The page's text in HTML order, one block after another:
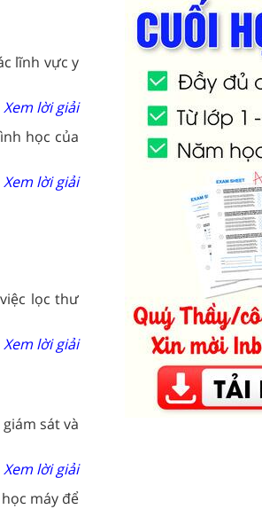
lĩnh vực y
Xem lời giải
học của
Xem lời giải
lọc thư
Xem lời giải
sát và
Xem lời giải
máy để